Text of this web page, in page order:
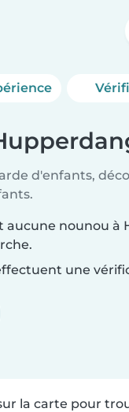
d'enfants,
aucune nounou à
une
la carte pour